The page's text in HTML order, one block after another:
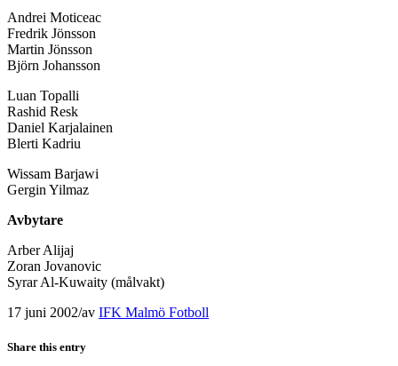
Andrei Moticeac
Fredrik Jönsson
Martin Jönsson
Björn Johansson
Luan Topalli
Rashid Resk
Daniel Karjalainen
Blerti Kadriu
Wissam Barjawi
Gergin Yilmaz
Avbytare
Arber Alijaj
Zoran Jovanovic
Syrar Al-Kuwaity (målvakt)
17 juni 2002/av IFK Malmö Fotboll
Share this entry